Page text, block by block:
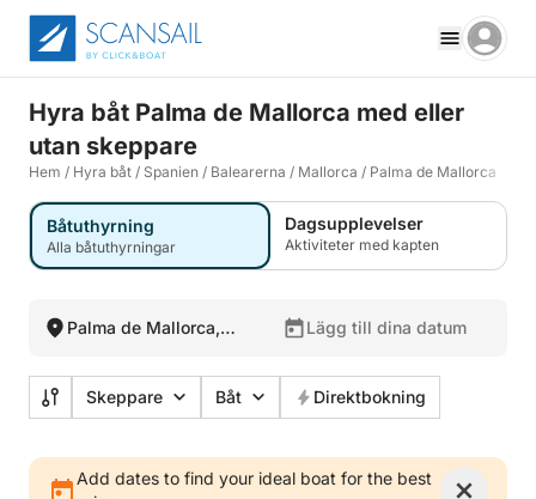
Hyra båt Palma de Mallorca med eller
utan skeppare
Hem / Hyra båt / Spanien / Balearerna / Mallorca / Palma de Mallorca
Båtuthyrning
Alla båtuthyrningar
Dagsupplevelser
Aktiviteter med kapten
Palma de Mallorca,
Lägg till dina datum
Skeppare Båt Direktbokning
Add dates to find your ideal boat for the best